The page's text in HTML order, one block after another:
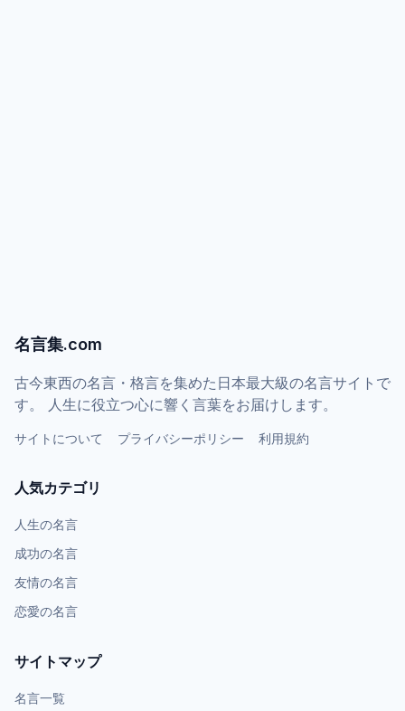
名言集.com
古今東西の名言・格言を集めた日本最大級の名言サイトで
す。 人生に役立つ心に響く言葉をお届けします。
サイトについて プライバシーポリシー 利用規約
人気カテゴリ
人生の名言
成功の名言
友情の名言
恋愛の名言
サイトマップ
名言一覧